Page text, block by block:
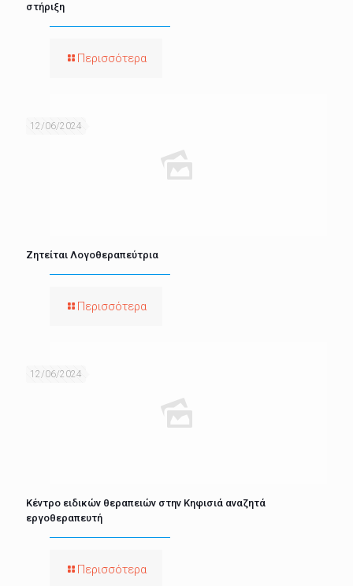
στήριξη
Περισσότερα
12/06/2024
Ζητείται Λογοθεραπεύτρια
Περισσότερα
12/06/2024
Κέντρο ειδικών θεραπειών στην Κηφισιά αναζητά
εργοθεραπευτή
Περισσότερα